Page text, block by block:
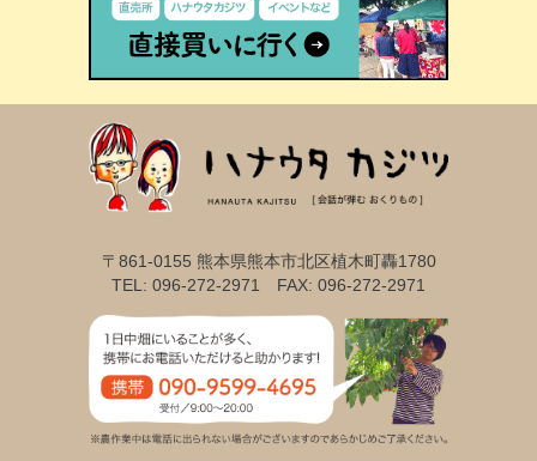
〒861-0155 熊本県熊本市北区植木町轟1780
TEL: 096-272-2971 FAX: 096-272-2971